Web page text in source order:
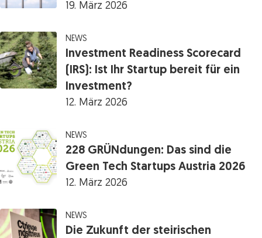
19. März 2026
NEWS
Investment Readiness Scorecard
(IRS): Ist Ihr Startup bereit für ein
Investment?
12. März 2026
NEWS
228 GRÜNdungen: Das sind die
Green Tech Startups Austria 2026
12. März 2026
NEWS
Die Zukunft der steirischen